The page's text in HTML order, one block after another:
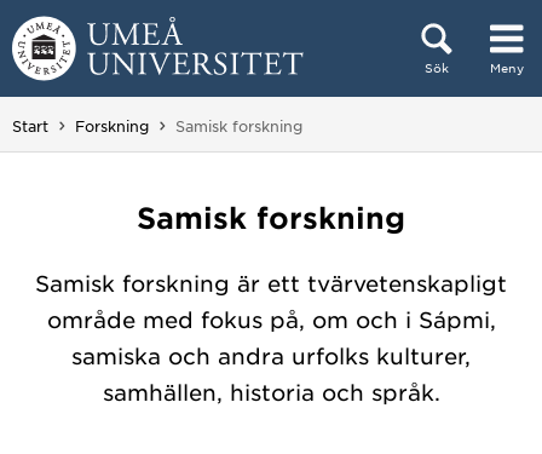
Hoppa direkt till innehållet
Sök Meny
Huvudmenyn dold.
Start Forskning Du är här:
Samisk forskning
Samisk forskning
Samisk forskning är ett tvärvetenskapligt
område med fokus på, om och i Sápmi,
samiska och andra urfolks kulturer,
samhällen, historia och språk.